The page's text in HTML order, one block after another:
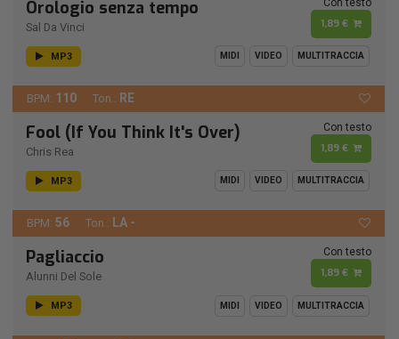
Orologio senza tempo
Sal Da Vinci 1,89 €
MP3 MIDI VIDEO MULTITRACCIA
BPM: 110 Ton.: RE
Fool (If You Think It's Over)
Chris Rea
Con testo
1,89 €
MP3 MIDI VIDEO MULTITRACCIA
BPM: 56 Ton.: LA -
Pagliaccio
Alunni Del Sole
Con testo
1,89 €
MP3 MIDI VIDEO MULTITRACCIA